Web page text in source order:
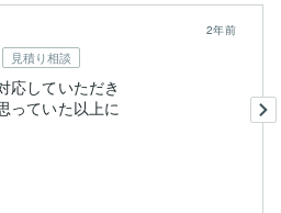
見積り相談
2年前
応していただき
っていた以上に